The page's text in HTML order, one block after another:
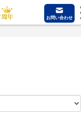
お問い合わせ